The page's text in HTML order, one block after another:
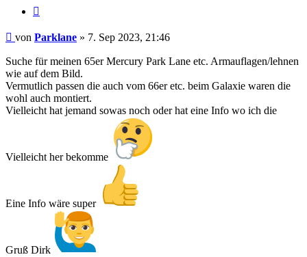
Beitrag
von Parklane » 7. Sep 2023, 21:46
Suche für meinen 65er Mercury Park Lane etc. Armauflagen/lehnen
wie auf dem Bild.
Vermutlich passen die auch vom 66er etc. beim Galaxie waren die
wohl auch montiert.
Vielleicht hat jemand sowas noch oder hat eine Info wo ich die
Vielleicht her bekomme
Eine Info wäre super
Gruß Dirk